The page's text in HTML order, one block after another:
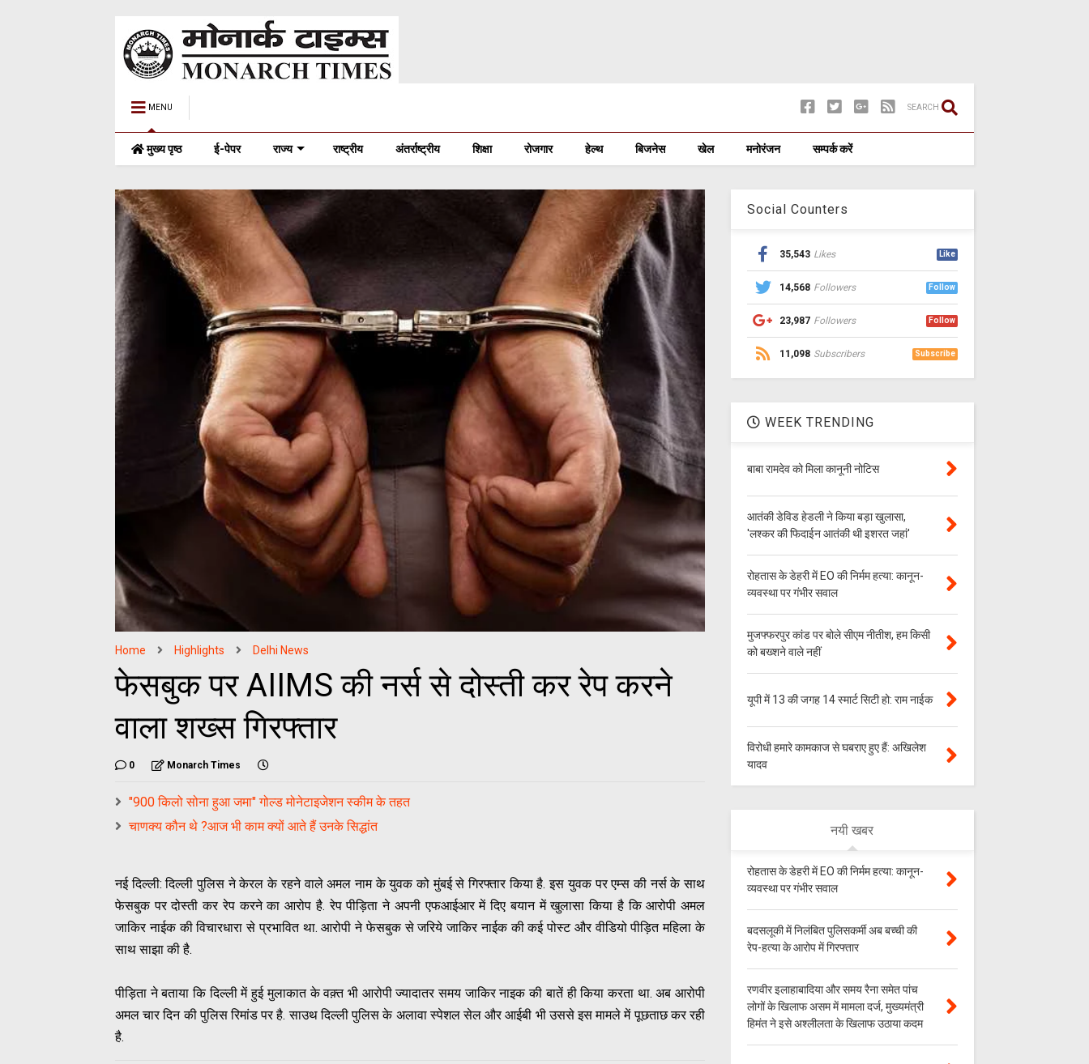
MENU SEARCH
मुख्य पृष्ठ ई-पेपर राज्य राष्ट्रीय अंतर्राष्ट्रीय शिक्षा रोजगार हेल्थ बिजनेस खेल मनोरंजन सम्पर्क करें
Home Highlights Delhi News
फेसबुक पर AIIMS की नर्स से दोस्ती कर रेप करने
वाला शख्स गिरफ्तार
0 Monarch Times
"900 किलो सोना हुआ जमा" गोल्ड मोनेटाइजेशन स्कीम के तहत
चाणक्य कौन थे ?आज भी काम क्यों आते हैं उनके सिद्धांत
नई दिल्ली: दिल्ली पुलिस ने केरल के रहने वाले अमल नाम के युवक को मुंबई से गिरफ्तार किया है. इस युवक पर एम्स की नर्स के साथ
फेसबुक पर दोस्ती कर रेप करने का आरोप है. रेप पीड़िता ने अपनी एफआईआर में दिए बयान में खुलासा किया है कि आरोपी अमल
जाकिर नाईक की विचारधारा से प्रभावित था. आरोपी ने फेसबुक से जरिये जाकिर नाईक की कई पोस्ट और वीडियो पीड़ित महिला के
साथ साझा की है.
पीड़िता ने बताया कि दिल्ली में हुई मुलाकात के वक़्त भी आरोपी ज्यादातर समय जाकिर नाइक की बातें ही किया करता था. अब आरोपी
अमल चार दिन की पुलिस रिमांड पर है. साउथ दिल्ली पुलिस के अलावा स्पेशल सेल और आईबी भी उससे इस मामले में पूछताछ कर रही
है.
Social Counters
35,543 Likes Like
14,568 Followers Follow
23,987 Followers Follow
11,098 Subscribers Subscribe
WEEK TRENDING
बाबा रामदेव को मिला कानूनी नोटिस
आतंकी डेविड हेडली ने किया बड़ा खुलासा,
'लश्‍कर की फिदाईन आतंकी थी इशरत जहां'
रोहतास के डेहरी में EO की निर्मम हत्या: कानून-
व्यवस्था पर गंभीर सवाल
मुजफ्फरपुर कांड पर बोले सीएम नीतीश, हम किसी
को बख्शने वाले नहीं
यूपी में 13 की जगह 14 स्मार्ट सिटी हो: राम नाईक
विरोधी हमारे कामकाज से घबराए हुए हैं: अखिलेश
यादव
नयी खबर
रोहतास के डेहरी में EO की निर्मम हत्या: कानून-
व्यवस्था पर गंभीर सवाल
बदसलूकी में निलंबित पुलिसकर्मी अब बच्ची की
रेप-हत्या के आरोप में गिरफ्तार
रणवीर इलाहाबादिया और समय रैना समेत पांच
लोगों के खिलाफ असम में मामला दर्ज, मुख्यमंत्री
हिमंत ने इसे अश्लीलता के खिलाफ उठाया कदम